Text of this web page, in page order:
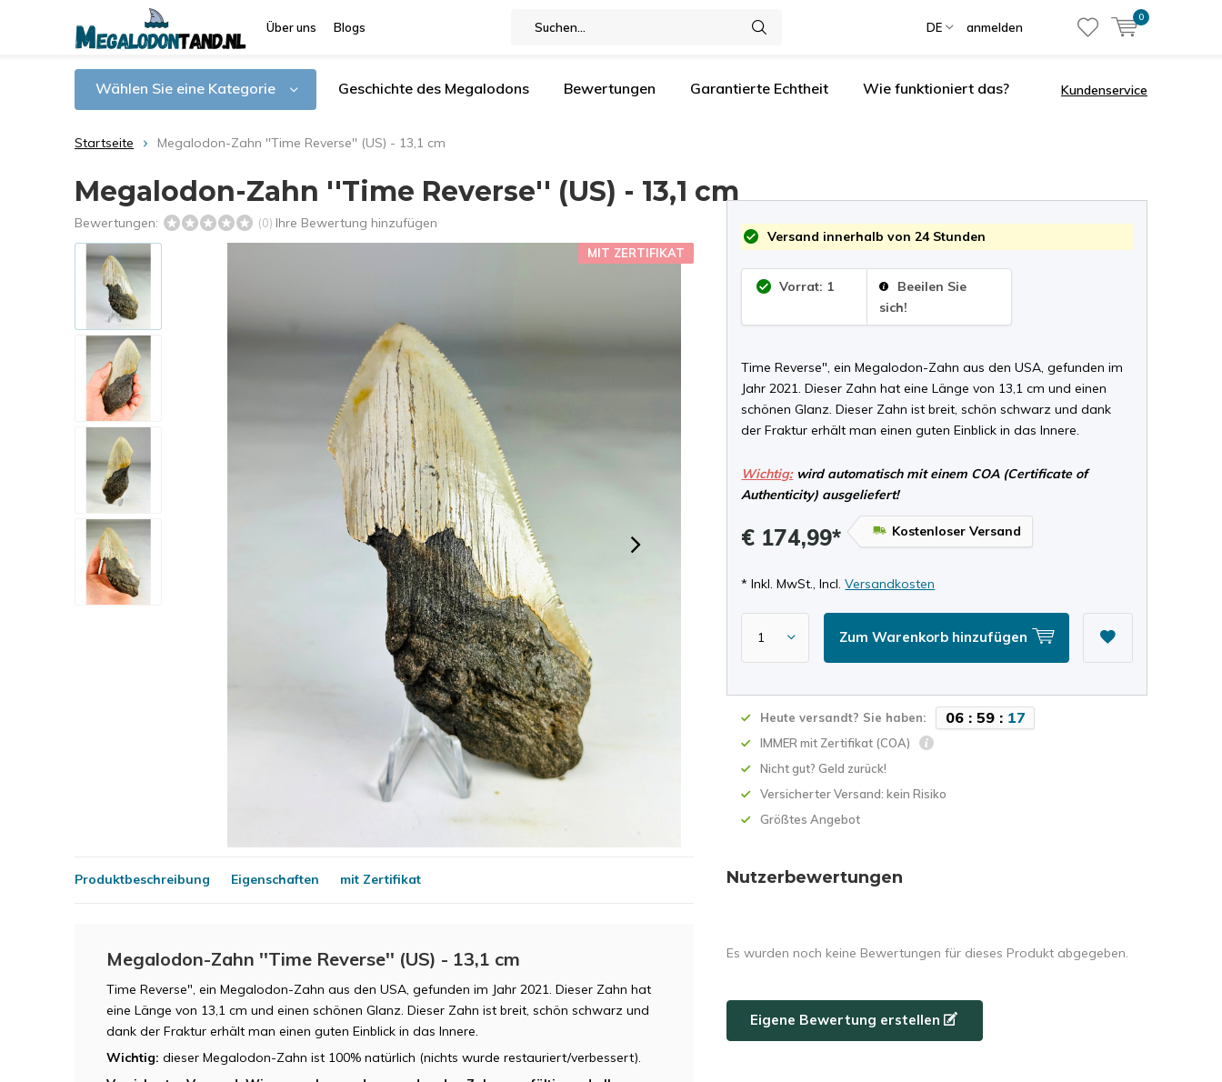
Über uns Blogs DE anmelden
0
Wählen Sie eine Kategorie Geschichte des Megalodons Bewertungen Garantierte Echtheit Wie funktioniert das? Kundenservice
Startseite Megalodon-Zahn ''Time Reverse'' (US) - 13,1 cm
Megalodon-Zahn ''Time Reverse'' (US) - 13,1 cm
Bewertungen: (0) Ihre Bewertung hinzufügen
MIT ZERTIFIKAT
Versand innerhalb von 24 Stunden
Vorrat: 1
Beeilen Sie
sich!
Time Reverse", ein Megalodon-Zahn aus den USA, gefunden im
Jahr 2021. Dieser Zahn hat eine Länge von 13,1 cm und einen
schönen Glanz. Dieser Zahn ist breit, schön schwarz und dank
der Fraktur erhält man einen guten Einblick in das Innere.
Wichtig:wird automatisch mit einem COA (Certificate of
Authenticity) ausgeliefert!
€ 174,99* Kostenloser Versand
* Inkl. MwSt., Incl.Versandkosten
Zum Warenkorb hinzufügen
Heute versandt? Sie haben: 06: 59: 16
IMMER mit Zertifikat (COA)
Nicht gut? Geld zurück!
Versicherter Versand: kein Risiko
Größtes Angebot
Produktbeschreibung Eigenschaften mit Zertifikat
Megalodon-Zahn ''Time Reverse'' (US) - 13,1 cm
Time Reverse", ein Megalodon-Zahn aus den USA, gefunden im Jahr 2021. Dieser Zahn hat
eine Länge von 13,1 cm und einen schönen Glanz. Dieser Zahn ist breit, schön schwarz und
dank der Fraktur erhält man einen guten Einblick in das Innere.
Wichtig: dieser Megalodon-Zahn ist 100% natürlich (nichts wurde restauriert/verbessert).
Nutzerbewertungen
Es wurden noch keine Bewertungen für dieses Produkt abgegeben.
Eigene Bewertung erstellen